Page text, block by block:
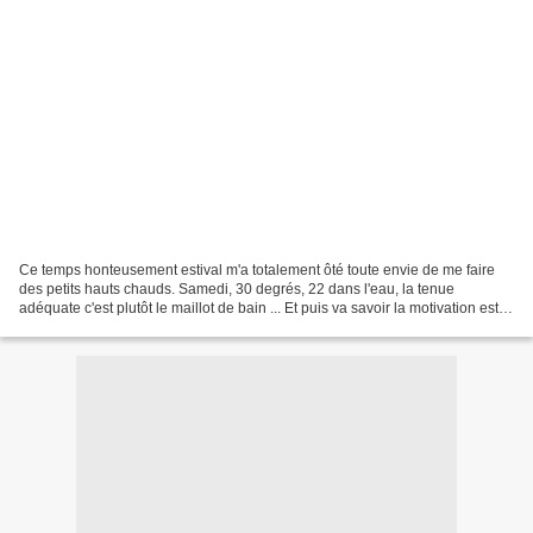
Ce temps honteusement estival m'a totalement ôté toute envie de me faire
des petits hauts chauds. Samedi, 30 degrés, 22 dans l'eau, la tenue
adéquate c'est plutôt le maillot de bain ... Et puis va savoir la motivation est